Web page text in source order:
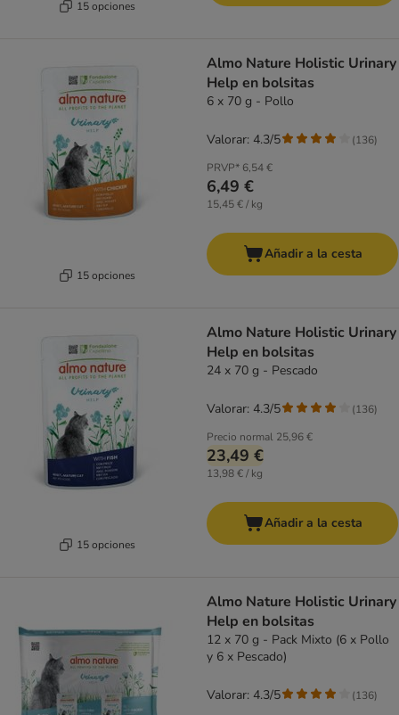
15 opciones
15 opciones
Almo Nature Holistic Urinary
Help en bolsitas
6 x 70 g - Pollo
PRVP* 6,54 €
6,49 €
15,45 € / kg
Valorar: 4.3/5 (136)
Añadir a la cesta
15 opciones
Almo Nature Holistic Urinary
Help en bolsitas
24 x 70 g - Pescado
Precio normal 25,96 €
23,49 €
13,98 € / kg
Valorar: 4.3/5 (136)
Añadir a la cesta
Almo Nature Holistic Urinary
Help en bolsitas
12 x 70 g - Pack Mixto (6 x Pollo
y 6 x Pescado)
Valorar: 4.3/5 (136)